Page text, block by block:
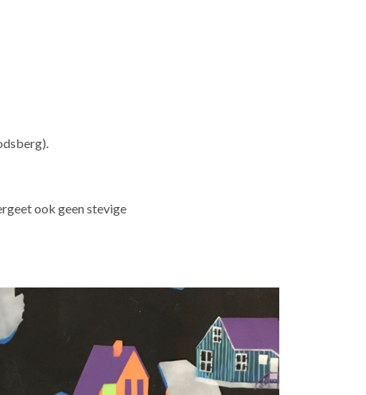
ook geen stevige